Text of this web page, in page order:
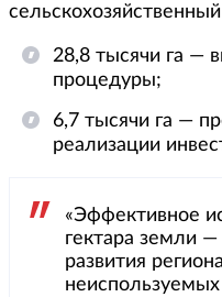
28,8 тысячи га —
процедуры;
6,7 тысячи га —
реализации
«Эффективное
гектара земли
развития
неиспользуемых